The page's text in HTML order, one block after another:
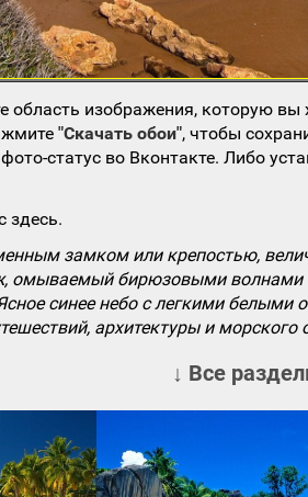
изображения, которую вы
"Скачать обои", чтобы
статус во Вконтакте. Либо
здесь.
замком или крепостью,
омываемый бирюзовыми волнами
синее небо с легкими
архитектуры и морского
↓ Все